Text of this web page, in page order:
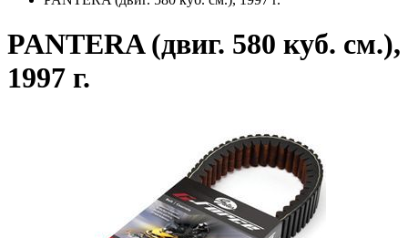
PANTERA (двиг. 580 куб. см.),
1997 г.